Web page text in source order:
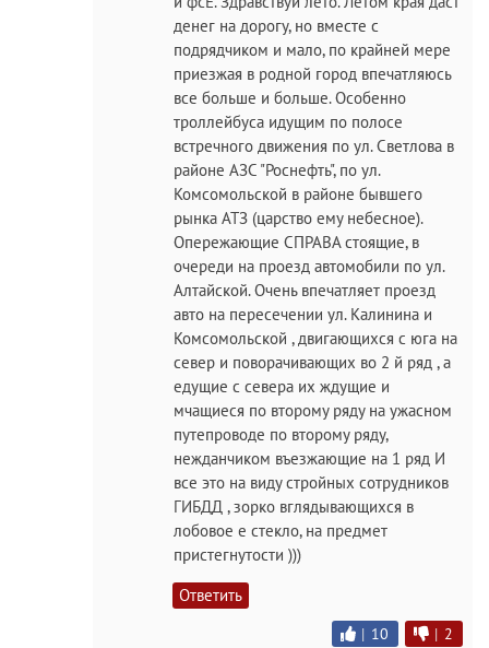
денег на дорогу, но вместе с
подрядчиком и мало, по крайней мере
приезжая в родной город впечатляюсь
все больше и больше. Особенно
троллейбуса идущим по полосе
встречного движения по ул. Светлова в
районе АЗС "Роснефть", по ул.
Комсомольской в районе бывшего
рынка АТЗ (царство ему небесное).
Опережающие СПРАВА стоящие, в
очереди на проезд автомобили по ул.
Алтайской. Очень впечатляет проезд
авто на пересечении ул. Калинина и
Комсомольской , двигающихся с юга на
север и поворачивающих во 2 й ряд , а
едущие с севера их ждущие и
мчащиеся по второму ряду на ужасном
путепроводе по второму ряду,
нежданчиком въезжающие на 1 ряд И
все это на виду стройных сотрудников
ГИБДД , зорко вглядывающихся в
лобовое е стекло, на предмет
пристегнутости )))
Ответить
| 10 | 2